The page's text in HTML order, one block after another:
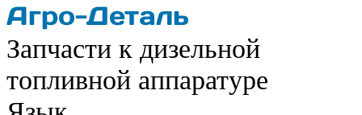
Запчасти к дизельной
топливной аппаратуре